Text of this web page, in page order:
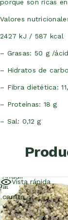
porque son ricas
Valores
2427 kJ / 587 kcal
– Grasas: 50 g /
– Hidratos de
– Fibra dietética:
– Proteínas: 18 g
– Sal: 0,12 g
Vista rápida
Añadir
al
carrito